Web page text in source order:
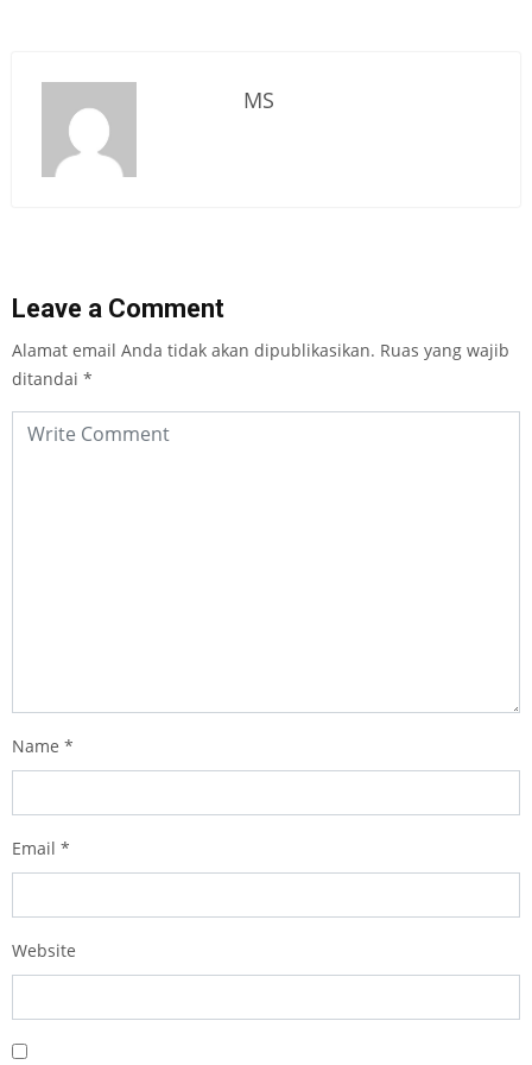
MS
Leave a Comment
Alamat email Anda tidak akan dipublikasikan. Ruas yang wajib
ditandai *
Name *
Email *
Website